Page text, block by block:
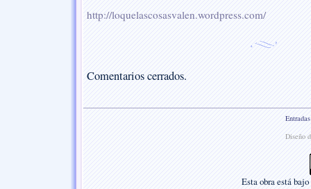
http://loquelascosasvalen.wordpress.com/
Comentarios cerrados.
Diseño
Estaobraestá